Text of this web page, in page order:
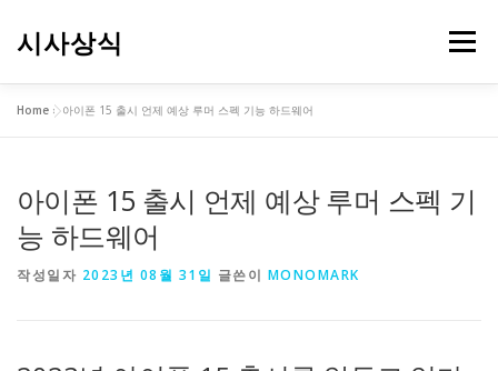
시사상식 메뉴
Home »아이폰 15 출시 언제 예상 루머 스펙 기능 하드웨어
아이폰 15 출시 언제 예상 루머 스펙 기
능 하드웨어
작성일자 2023년 08월 31일 글쓴이 MONOMARK